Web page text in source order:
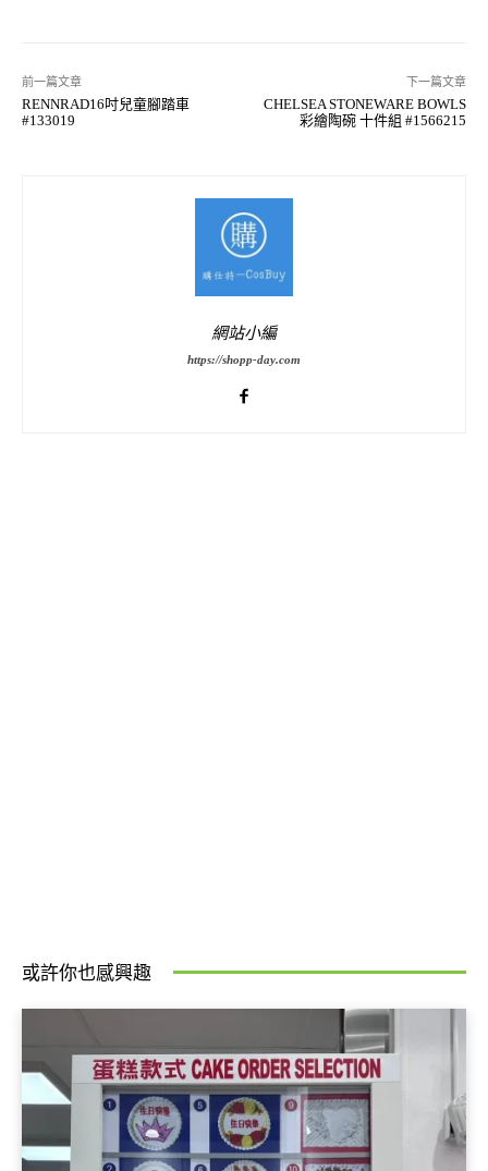
前一篇文章
RENNRAD16吋兒童腳踏車
#133019
下一篇文章
CHELSEA STONEWARE BOWLS
彩繪陶碗 十件組 #1566215
網站小編
https://shopp-day.com
或許你也感興趣